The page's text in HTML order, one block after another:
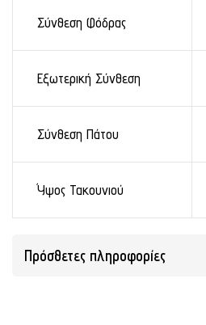
Σύνθεση Φόδρας
Εξωτερική Σύνθεση
Σύνθεση Πάτου
Ύψος Τακουνιού
Πρόσθετες πληροφορίες